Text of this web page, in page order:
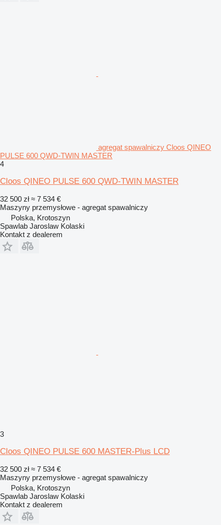
agregat spawalniczy Cloos QINEO
PULSE 600 QWD-TWIN MASTER
4
Cloos QINEO PULSE 600 QWD-TWIN MASTER
32 500 zł ≈ 7 534 €
Maszyny przemysłowe - agregat spawalniczy
Polska, Krotoszyn
Spawlab Jaroslaw Kolaski
Kontakt z dealerem
3
Cloos QINEO PULSE 600 MASTER-Plus LCD
32 500 zł ≈ 7 534 €
Maszyny przemysłowe - agregat spawalniczy
Polska, Krotoszyn
Spawlab Jaroslaw Kolaski
Kontakt z dealerem